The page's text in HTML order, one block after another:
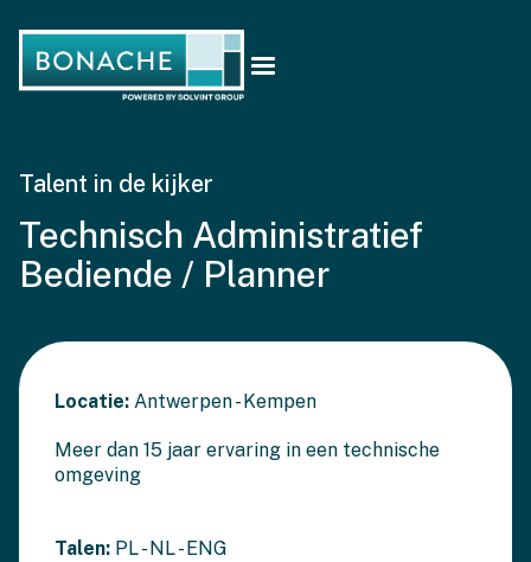
Technisch Administratief
Bediende / Planner
Talent in de kijker
Locatie: Antwerpen - Kempen
Meer dan 15 jaar ervaring in een technische
omgeving
Talen: PL - NL - ENG